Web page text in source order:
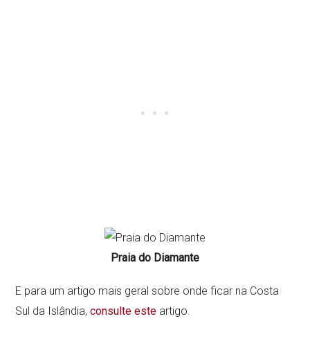
Praia do Diamante
E para um artigo mais geral sobre onde ficar na Costa
Sul da Islândia,consulte este artigo.